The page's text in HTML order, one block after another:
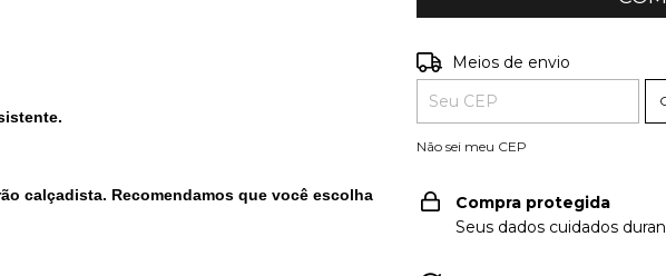
calçadista. Recomendamos que você escolha
Entregas para o CEP:
Meios de envio
Não sei meu CEP
Compra protegida
Seus dados cuidados